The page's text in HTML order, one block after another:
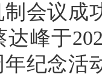
会议成
峰于
年纪念活